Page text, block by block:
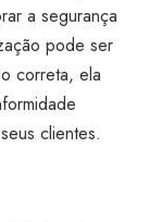
a segurança
pode ser
correta, ela
clientes.